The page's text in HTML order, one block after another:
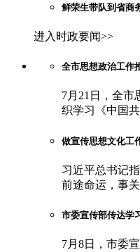
鲜荣生带队到省商
进入时政要闻>>
全市思想政治工作
7月21日，全市
织学习《中国
做宣传思想文化工
习近平总书记
前途命运，事
市委宣传部传达学
7月8日，市委